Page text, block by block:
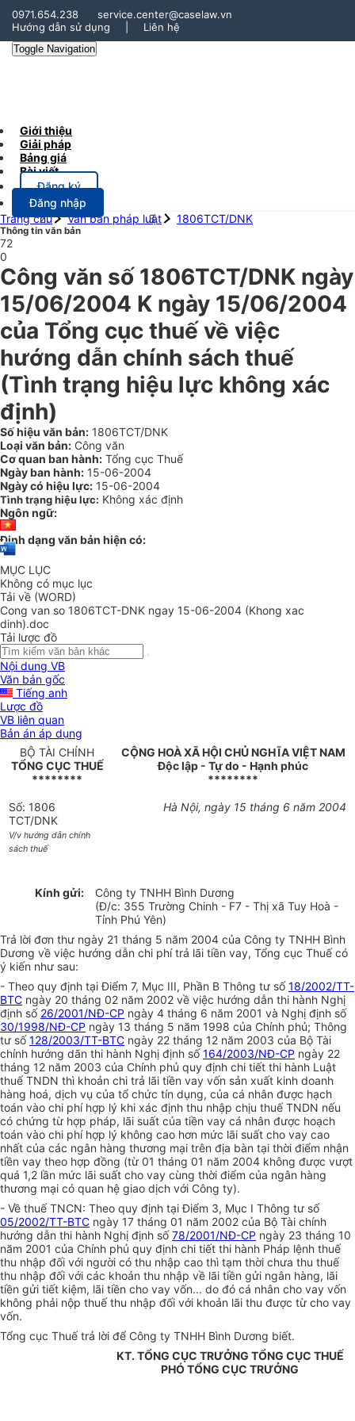
0971.654.238
service.center@caselaw.vn
Hướng dẫn sử dụng
Liên hệ
Toggle Navigation
Giới thiệu
Giải pháp
Bảng giá
Bài viết
Đăng ký
Đăng nhập
Trang chủ
Văn bản pháp luật 1806TCT/DNK
Thông tin văn bản
72
0
Công văn số 1806TCT/DNK ngày
15/06/2004 K ngày 15/06/2004
của Tổng cục thuế về việc
hướng dẫn chính sách thuế
(Tình trạng hiệu lực không xác
định)
Số hiệu văn bản: 1806TCT/DNK
Loại văn bản: Công văn
Cơ quan ban hành: Tổng cục Thuế
Ngày ban hành: 15-06-2004
Ngày có hiệu lực: 15-06-2004
Tình trạng hiệu lực: Không xác định
Ngôn ngữ:
Định dạng văn bản hiện có:
MỤC LỤC
Không có mục lục
Tải về (WORD)
Cong van so 1806TCT-DNK ngay 15-06-2004 (Khong xac
dinh).doc
Tải lược đồ
Nội dung VB
Văn bản gốc
Tiếng anh
Lược đồ
VB liên quan
Bản án áp dụng
BỘ TÀI CHÍNH
TỔNG CỤC THUẾ
********
CỘNG HOÀ XÃ HỘI CHỦ NGHĨA VIỆT NAM
Độc lập - Tự do - Hạnh phúc
********
Số: 1806
TCT/DNK
V/v hướng dẫn chính
sách thuế
Hà Nội, ngày 15 tháng 6 năm 2004
Kính gửi:
Công ty TNHH Bình Dương
(Đ/c: 355 Trường Chinh - F7 - Thị xã Tuy Hoà -
Tỉnh Phú Yên)
Trả lời đơn thư ngày 21 tháng 5 năm 2004 của Công ty TNHH Bình
Dương về việc hướng dẫn chi phí trả lãi tiền vay, Tổng cục Thuế có
ý kiến như sau:
- Theo quy định tại Điểm 7, Mục III, Phần B Thông tư số18/2002/TT-
BTC ngày 20 tháng 02 năm 2002 về việc hướng dẫn thi hành Nghị
định số 26/2001/NĐ-CP ngày 4 tháng 6 năm 2001 và Nghị định số
30/1998/NĐ-CP ngày 13 tháng 5 năm 1998 của Chính phủ; Thông
tư số128/2003/TT-BTC ngày 22 tháng 12 năm 2003 của Bộ Tài
chính hướng dãn thi hành Nghị định số164/2003/NĐ-CP ngày 22
tháng 12 năm 2003 của Chính phủ quy định chi tiết thi hành Luật
thuế TNDN thì khoản chi trả lãi tiền vay vốn sản xuất kinh doanh
hàng hoá, dịch vụ của tổ chức tín dụng, của cá nhân được hạch
toán vào chi phí hợp lý khi xác định thu nhập chịu thuế TNDN nếu
có chứng từ hợp pháp, lãi suất của tiền vay cá nhân được hoạch
toán vào chi phí hợp lý không cao hơn mức lãi suất cho vay cao
nhất của các ngân hàng thương mại trên địa bàn tại thời điểm nhận
tiền vay theo hợp đồng (từ 01 tháng 01 năm 2004 không được vượt
quá 1,2 lần mức lãi suất cho vay cùng thời điểm của ngân hàng
thương mại có quan hệ giao dịch với Công ty).
- Về thuế TNCN: Theo quy định tại Điểm 3, Mục I Thông tư số
05/2002/TT-BTC ngày 17 tháng 01 năm 2002 của Bộ Tài chính
hướng dẫn thi hành Nghị định số78/2001/NĐ-CP ngày 23 tháng 10
năm 2001 của Chính phủ quy định chi tiết thi hành Pháp lệnh thuế
thu nhập đối với người có thu nhập cao thì tạm thời chưa thu thuế
thu nhập đối với các khoản thu nhập về lãi tiền gửi ngân hàng, lãi
tiền gửi tiết kiệm, lãi tiền cho vay vốn... do đó cá nhân cho vay vốn
không phải nộp thuế thu nhập đối với khoản lãi thu được từ cho vay
vốn.
Tổng cục Thuế trả lời để Công ty TNHH Bình Dương biết.
KT. TỔNG CỤC TRƯỞNG TỔNG CỤC THUẾ
PHÓ TỔNG CỤC TRƯỞNG